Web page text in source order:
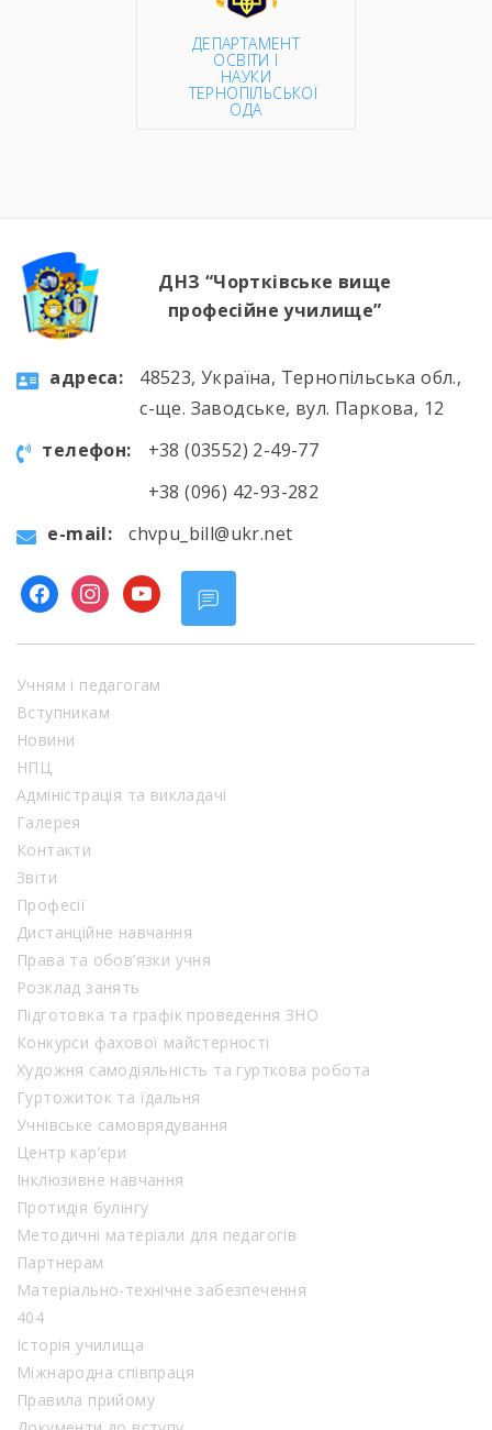
ДЕПАРТАМЕНТ
ОСВІТИ І
НАУКИ
ТЕРНОПІЛЬСЬКОЇ
ОДА
ДНЗ “Чортківське вище
професійне училище”
aдресa:
48523, Україна, Тернопільська обл.,
с-ще. Заводське, вул. Паркова, 12
телефон:
+38 (03552) 2-49-77
+38 (096) 42-93-282
e-mail:
chvpu_bill@ukr.net
facebookinstagram
youtube
Учням і педагогам
Вступникам
Новини
НПЦ
Адміністрація та викладачі
Галерея
Контакти
Звіти
Професії
Дистанційне навчання
Права та обов’язки учня
Розклад занять
Підготовка та графік проведення ЗНО
Конкурси фахової майстерності
Художня самодіяльність та гурткова робота
Гуртожиток та їдальня
Учнівське самоврядування
Центр кар’єри
Інклюзивне навчання
Протидія булінгу
Методичні матеріали для педагогів
Партнерам
Матеріально-технічне забезпечення
404
Історія училища
Міжнародна співпраця
Правила прийому